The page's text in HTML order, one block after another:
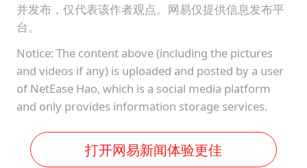
并发布，仅代表该作者观点。网易仅提供信息发布平
台。
Notice: The content above (including the pictures
and videos if any) is uploaded and posted by a user
of NetEase Hao, which is a social media platform
and only provides information storage services.
打开网易新闻体验更佳